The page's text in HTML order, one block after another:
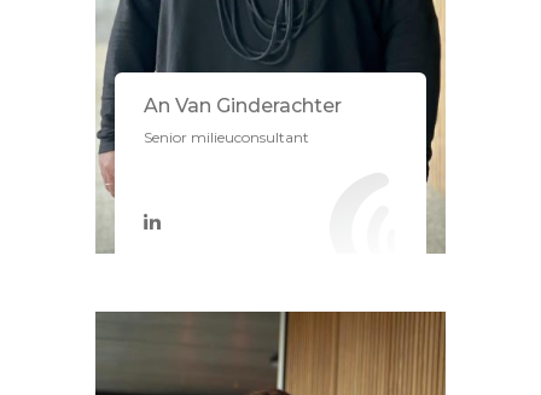
An Van Ginderachter
Senior milieuconsultant